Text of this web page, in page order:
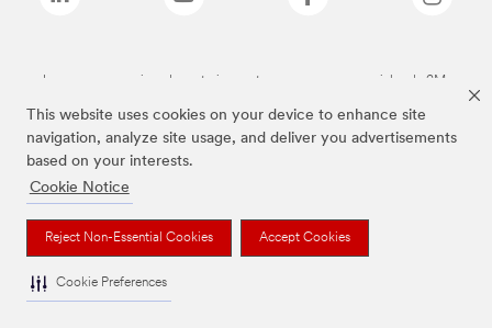
This website uses cookies on your device to enhance site
navigation, analyze site usage, and deliver you advertisements
based on your interests.
Cookie Notice
Reject Non-Essential Cookies Accept Cookies
Cookie Preferences
Las marcas mencionadas anteriormente son marcas comerciales de 3M.